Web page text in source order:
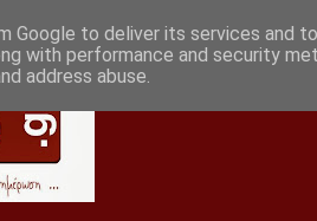
Google to deliver its services and
with performance and security
address abuse.